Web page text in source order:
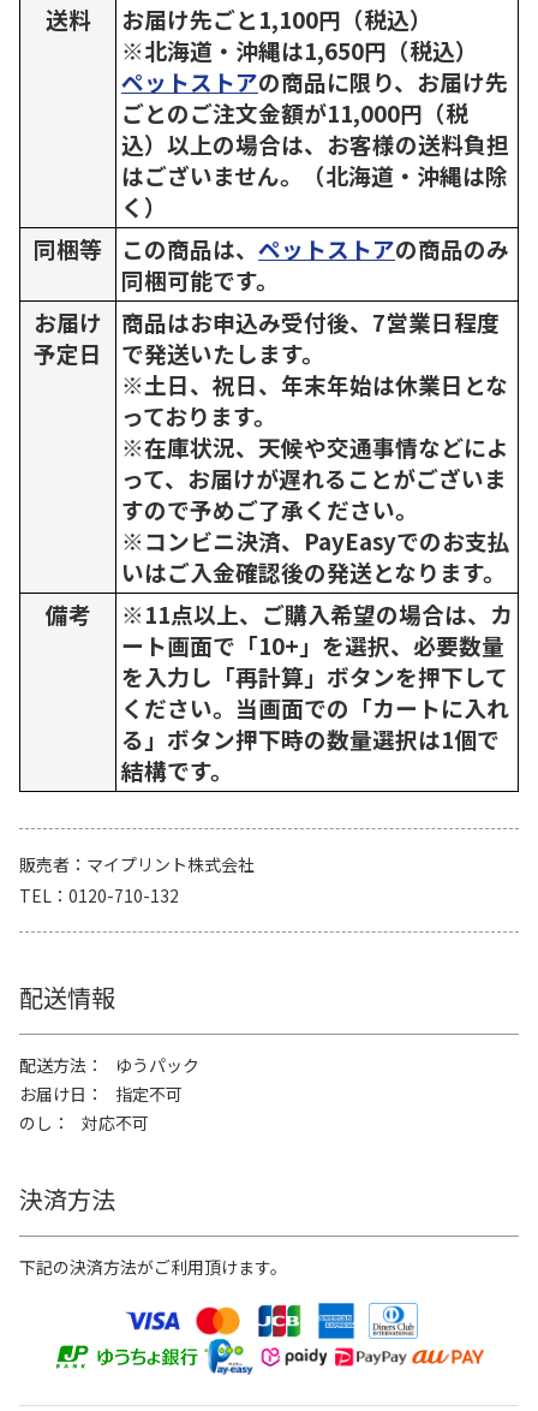
送料
お届け先ごと1,100円（税込）
※北海道・沖縄は1,650円（税込）
ペットストアの商品に限り、お届け先
ごとのご注文金額が11,000円（税
込）以上の場合は、お客様の送料負担
はございません。（北海道・沖縄は除
く）
同梱等
この商品は、 ペットストアの商品のみ
同梱可能です。
お届け
予定日
商品はお申込み受付後、7営業日程度
で発送いたします。
※土日、祝日、年末年始は休業日とな
っております。
※在庫状況、天候や交通事情などによ
って、お届けが遅れることがございま
すので予めご了承ください。
※コンビニ決済、PayEasyでのお支払
いはご入金確認後の発送となります。
備考
※11点以上、ご購入希望の場合は、カ
ート画面で「10+」を選択、必要数量
を入力し「再計算」ボタンを押下して
ください。当画面での「カートに入れ
る」ボタン押下時の数量選択は1個で
結構です。
販売者
マイプリント株式会社
TEL
0120-710-132
配送情報
配送方法
ゆうパック
お届け日
指定不可
のし
対応不可
決済方法
下記の決済方法がご利用頂けます。